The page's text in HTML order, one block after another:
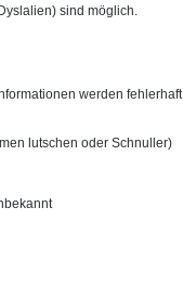
sind möglich.
werden fehlerhaft
lutschen oder Schnuller)